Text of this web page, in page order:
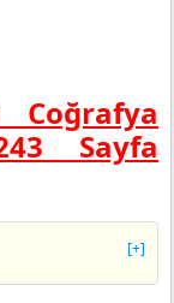
Coğrafya
Sayfa
[+]
Cevapları MEB